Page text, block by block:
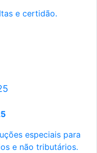
e certidão.
especiais para
e não tributários.